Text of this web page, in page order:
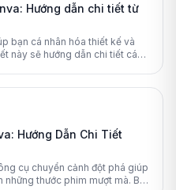
Hướng dẫn chi tiết từ
bạn cá nhân hóa thiết kế và
này sẽ hướng dẫn chi tiết các
Hướng Dẫn Chi Tiết
cụ chuyển cảnh đột phá giúp
những thước phim mượt mà. Bài